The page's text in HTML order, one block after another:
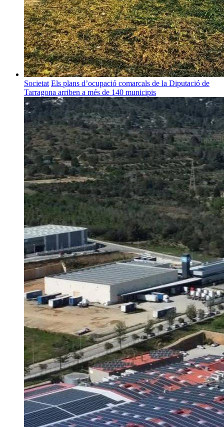
Societat Els plans d’ocupació comarcals de la Diputació de
Tarragona arriben a més de 140 municipis